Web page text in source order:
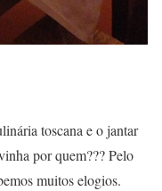
toscana e o jantar
por quem??? Pelo
muitos elogios.